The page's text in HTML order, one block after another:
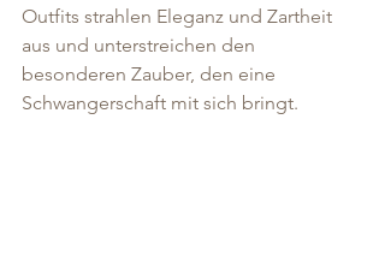
Outfits strahlen Eleganz und Zartheit
aus und unterstreichen den
besonderen Zauber, den eine
Schwangerschaft mit sich bringt.